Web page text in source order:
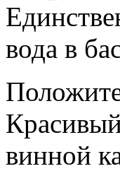
вода в
винной